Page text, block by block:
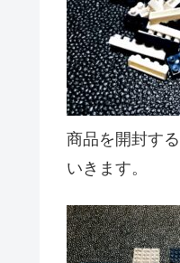
商品を開封す
いきます。